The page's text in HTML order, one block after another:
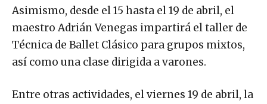
Asimismo, desde el 15 hasta el 19 de abril, el
maestro Adrián Venegas impartirá el taller de
Técnica de Ballet Clásico para grupos mixtos,
así como una clase dirigida a varones.
Entre otras actividades, el viernes 19 de abril, la